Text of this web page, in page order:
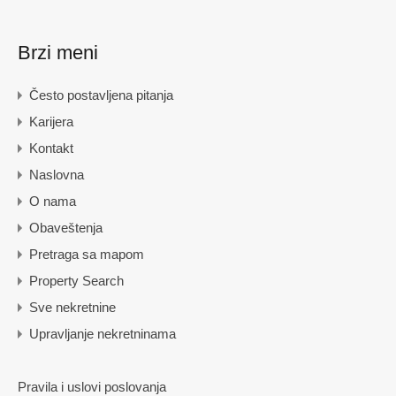
Brzi meni
Često postavljena pitanja
Karijera
Kontakt
Naslovna
O nama
Obaveštenja
Pretraga sa mapom
Property Search
Sve nekretnine
Upravljanje nekretninama
Pravila i uslovi poslovanja